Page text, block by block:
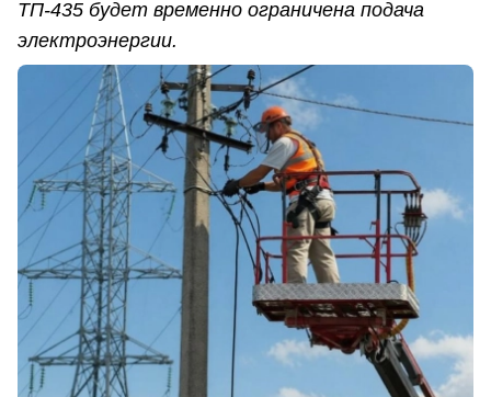
ТП-435 будет временно ограничена подача
электроэнергии.